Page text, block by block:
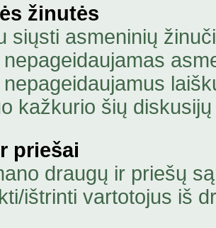
žinutės
siųsti asmeninių
kažkurio šių
priešai
draugų ir priešų
ištrinti vartotojus iš